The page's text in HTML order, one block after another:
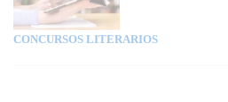
CONCURSOS LITERARIOS